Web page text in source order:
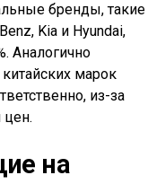
бренды, такие
Kia и Hyundai,
Аналогично
марок
из-за
цен.
на